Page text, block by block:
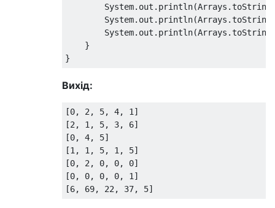
    }
Вихід:
[0, 2, 5, 4, 1]
[2, 1, 5, 3, 6]
[0, 4, 5]
[1, 1, 5, 1, 5]
[0, 2, 0, 0, 0]
[0, 0, 0, 0, 1]